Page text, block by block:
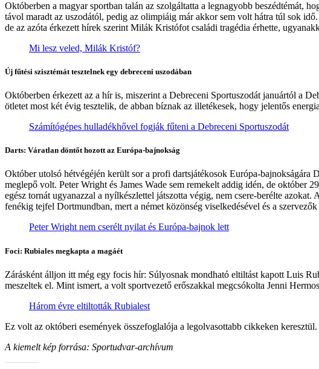
Októberben a magyar sportban talán az szolgáltatta a legnagyobb beszédtémát,
távol maradt az uszodától, pedig az olimpiáig már akkor sem volt hátra túl sok
de az azóta érkezett hírek szerint Milák Kristófot családi tragédia érhette,
Mi lesz veled, Milák Kristóf?
Új fűtési szisztémát tesztelnek egy debreceni uszodában
Októberben érkezett az a hír is, miszerint a Debreceni Sportuszodát januártól a
ötletet most két évig tesztelik, de abban bíznak az illetékesek, hogy jelentős
Számítógépes hulladékhővel fogják fűteni a Debreceni Sportuszodát
Darts: Váratlan döntőt hozott az Európa-bajnokság
Október utolsó hétvégéjén került sor a profi dartsjátékosok Európa-bajnokságára
meglepő volt. Peter Wright és James Wade sem remekelt addig idén, de október
egész tornát ugyanazzal a nyílkészlettel játszotta végig, nem csere-berélte
fenékig tejfel Dortmundban, mert a német közönség viselkedésével és a
Peter Wright nem cserélt nyilat és Európa-bajnok lett
Foci: Rubiales megkapta a magáét
Zárásként álljon itt még egy focis hír: Súlyosnak mondható eltiltást kapott Luis
meszeltek el. Mint ismert, a volt sportvezető erőszakkal megcsókolta Jenni
Három évre eltiltották Rubialest
Ez volt az októberi események összefoglalója a legolvasottabb cikkeken
A kiemelt kép forrása: Sportudvar-archívum